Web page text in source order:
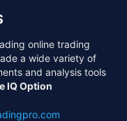
online trading
a wide variety of
and analysis tools
IQ Option